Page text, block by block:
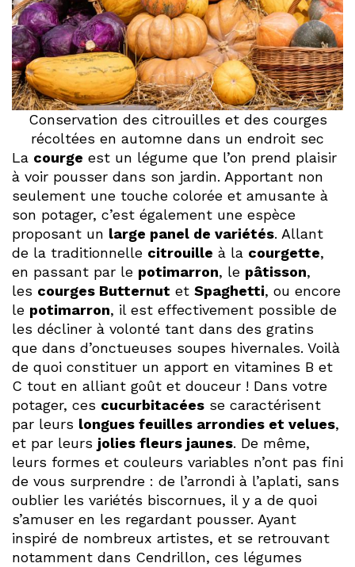
Conservation des citrouilles et des courges
récoltées en automne dans un endroit sec
La courge est un légume que l’on prend plaisir
à voir pousser dans son jardin. Apportant non
seulement une touche colorée et amusante à
son potager, c’est également une espèce
proposant un large panel de variétés. Allant
de la traditionnelle citrouille à la courgette,
en passant par le potimarron, le pâtisson,
les courges Butternut et Spaghetti, ou encore
le potimarron, il est effectivement possible de
les décliner à volonté tant dans des gratins
que dans d’onctueuses soupes hivernales. Voilà
de quoi constituer un apport en vitamines B et
C tout en alliant goût et douceur ! Dans votre
potager, ces cucurbitacées se caractérisent
par leurs longues feuilles arrondies et velues,
et par leurs jolies fleurs jaunes. De même,
leurs formes et couleurs variables n’ont pas fini
de vous surprendre : de l’arrondi à l’aplati, sans
oublier les variétés biscornues, il y a de quoi
s’amuser en les regardant pousser. Ayant
inspiré de nombreux artistes, et se retrouvant
notamment dans Cendrillon, ces légumes